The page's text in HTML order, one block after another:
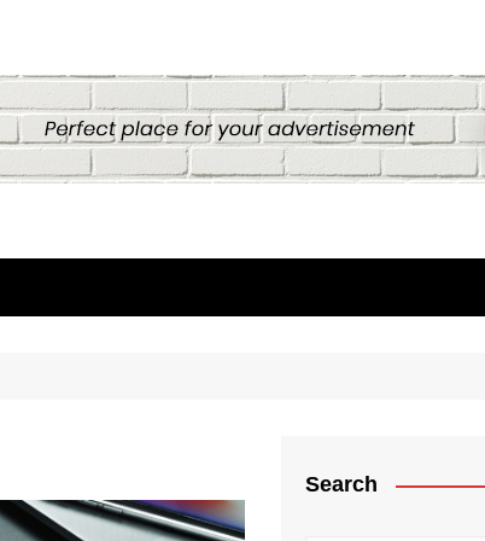
Search